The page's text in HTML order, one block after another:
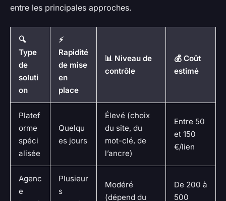
entre les principales approches.
🔍
Type
de
soluti
on
⚡
Rapidité
de mise
en
place
📊 Niveau de
contrôle
💰 Coût
estimé
Platef
orme
spéci
alisée
Quelqu
es jours
Élevé (choix
du site, du
mot-clé, de
l’ancre)
Entre 50
et 150
€/lien
Agenc
e
Plusieur
s
Modéré
(dépend du
De 200 à
500